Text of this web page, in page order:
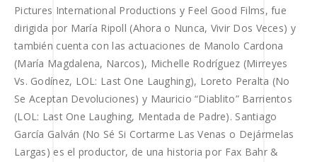
Pictures International Productions y Feel Good Films, fue
dirigida por María Ripoll (Ahora o Nunca, Vivir Dos Veces) y
también cuenta con las actuaciones de Manolo Cardona
(María Magdalena, Narcos), Michelle Rodríguez (Mirreyes
Vs. Godínez, LOL: Last One Laughing), Loreto Peralta (No
Se Aceptan Devoluciones) y Mauricio “Diablito” Barrientos
(LOL: Last One Laughing, Mentada de Padre). Santiago
García Galván (No Sé Si Cortarme Las Venas o Dejármelas
Largas) es el productor, de una historia por Fax Bahr &